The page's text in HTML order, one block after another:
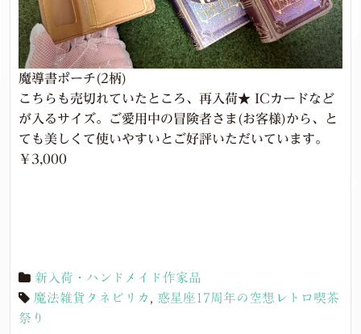
魔導書ポーチ(2柄)
こちらも売切れていたところ、再入荷★ ICカードなど
が入るサイズ。ご愛用中の冒険者さま(お客様)から、と
ても美しくて使いやすいとご好評いただいています。
￥3,000
新入荷・ハンドメイド作家品
魔法雑貨タネピリカ , 惑星座17周年の空想レトロ喫茶
祭り